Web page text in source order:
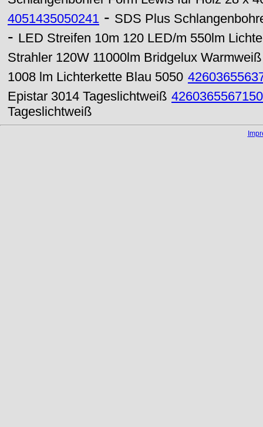
4051435050241 - SDS Plus
- LED Streifen 10m 120 LED/m 550lm
Strahler 120W 11000lm Bridgelux
1008 lm Lichterkette Blau 5050
Epistar 3014 Tageslichtweiß 4260365567150
Tageslichtweiß